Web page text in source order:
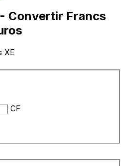
- Convertir Francs
XE
CF